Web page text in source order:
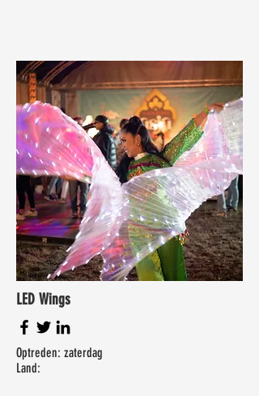
LED Wings
Optreden: zaterdag
Land: